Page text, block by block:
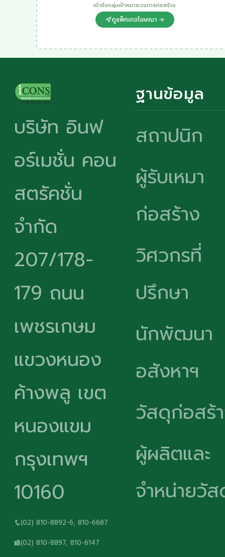
เข้าถึงกลุ่มเป้าหมายวงการก่อสร้าง
ดูแพ็กเกจโฆษณา →
บริษัท อินฟ
อร์เมชั่น คอน
สตรัคชั่น
จำกัด
207/178-
179 ถนน
เพชรเกษม
แขวงหนอง
ค้างพลู เขต
หนองแขม
กรุงเทพฯ
10160
(02) 810-8892-6, 810-6687
(02) 810-8897, 810-6147
ฐานข้อมูล
สถาปนิก
ผู้รับเหมา
ก่อสร้าง
วิศวกรที่
ปรึกษา
นักพัฒนา
อสังหาฯ
วัสดุก่อสร้
ผู้ผลิตและ
จำหน่ายวั